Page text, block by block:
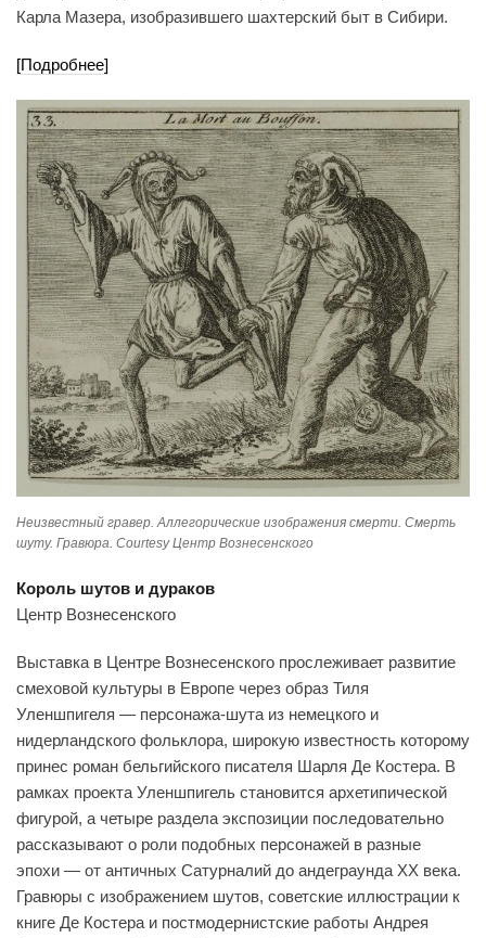
Карла Мазера, изобразившего шахтерский быт в Сибири.
[Подробнее]
Неизвестный гравер. Аллегорические изображения смерти. Смерть
шуту. Гравюра. Courtesy Центр Вознесенского
Король шутов и дураков
Центр Вознесенского
Выставка в Центре Вознесенского прослеживает развитие
смеховой культуры в Европе через образ Тиля
Уленшпигеля — персонажа-шута из немецкого и
нидерландского фольклора, широкую известность которому
принес роман бельгийского писателя Шарля Де Костера. В
рамках проекта Уленшпигель становится архетипической
фигурой, а четыре раздела экспозиции последовательно
рассказывают о роли подобных персонажей в разные
эпохи — от античных Сатурналий до андеграунда XX века.
Гравюры с изображением шутов, советские иллюстрации к
книге Де Костера и постмодернистские работы Андрея